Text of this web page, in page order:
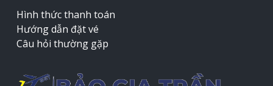
Hình thức thanh toán
Hướng dẫn đặt vé
Câu hỏi thường gặp